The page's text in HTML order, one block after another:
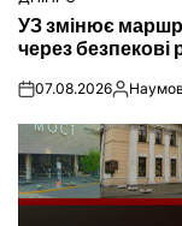
ОПУБЛІКУВАТИ
У
УЗ змінює
через безпекові
on07.08.2026